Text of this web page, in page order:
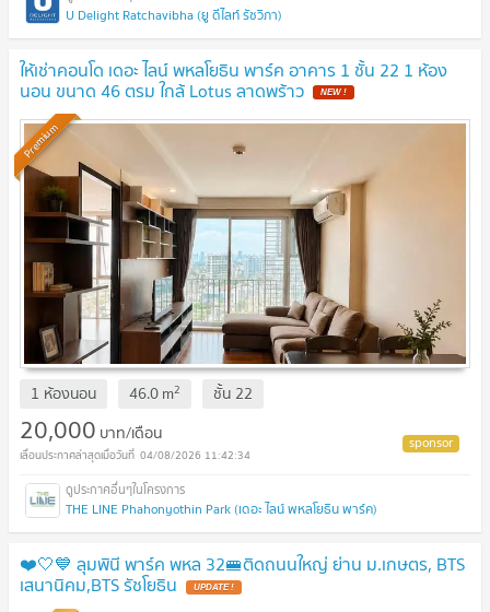
U Delight Ratchavibha (ยู ดีไลท์ รัชวิภา)
ให้เช่าคอนโด เดอะ ไลน์ พหลโยธิน พาร์ค อาคาร 1 ชั้น 22 1 ห้อง
นอน ขนาด 46 ตรม ใกล้ Lotus ลาดพร้าว
Premium
1 ห้องนอน 46.0m2 ชั้น 22
20,000 บาท/เดือน
04/08/2026 11:42:34
THE LINE Phahonyothin Park (เดอะ ไลน์ พหลโยธิน พาร์ค)
❤️🤍💙 ลุมพินี พาร์ค พหล 32​🚝ติดถนนใหญ่ ย่าน ม.เกษตร, BTS
เสนานิคม,BTS รัชโยธิน